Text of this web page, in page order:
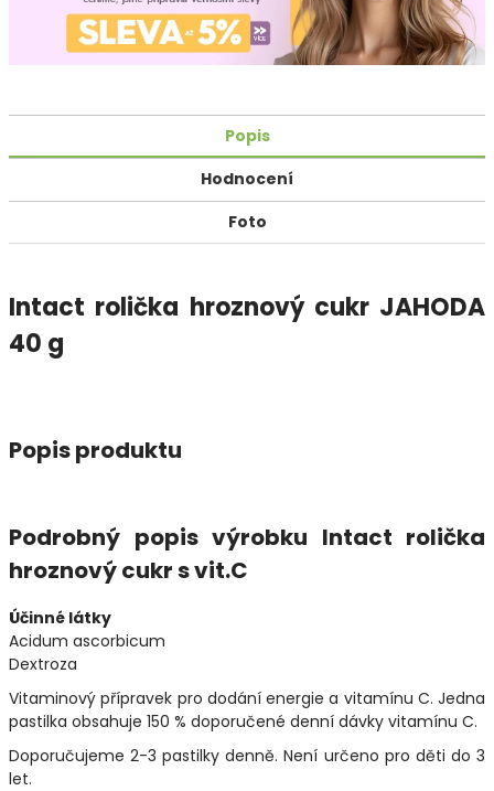
Popis
Hodnocení
Foto
Intact rolička hroznový cukr JAHODA
40 g
Popis produktu
Podrobný popis výrobku Intact rolička
hroznový cukr s vit.C
Účinné látky
Acidum ascorbicum
Dextroza
Vitaminový přípravek pro dodání energie a vitamínu C. Jedna
pastilka obsahuje 150 % doporučené denní dávky vitamínu C.
Doporučujeme 2-3 pastilky denně. Není určeno pro děti do 3
let.